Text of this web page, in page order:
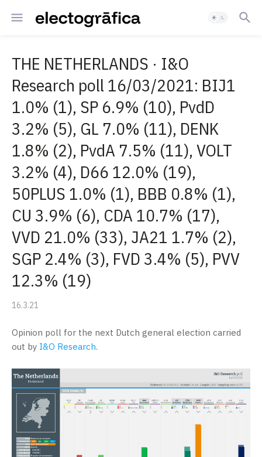
THE NETHERLANDS · I&O
Research poll 16/03/2021: BIJ1
1.0% (1), SP 6.9% (10), PvdD
3.2% (5), GL 7.0% (11), DENK
1.8% (2), PvdA 7.5% (11), VOLT
3.2% (4), D66 12.0% (19),
50PLUS 1.0% (1), BBB 0.8% (1),
CU 3.9% (6), CDA 10.7% (17),
VVD 21.0% (33), JA21 1.7% (2),
SGP 2.4% (3), FVD 3.4% (5), PVV
12.3% (19)
16.3.21
Opinion poll for the next Dutch general election carried
out by I&O Research.